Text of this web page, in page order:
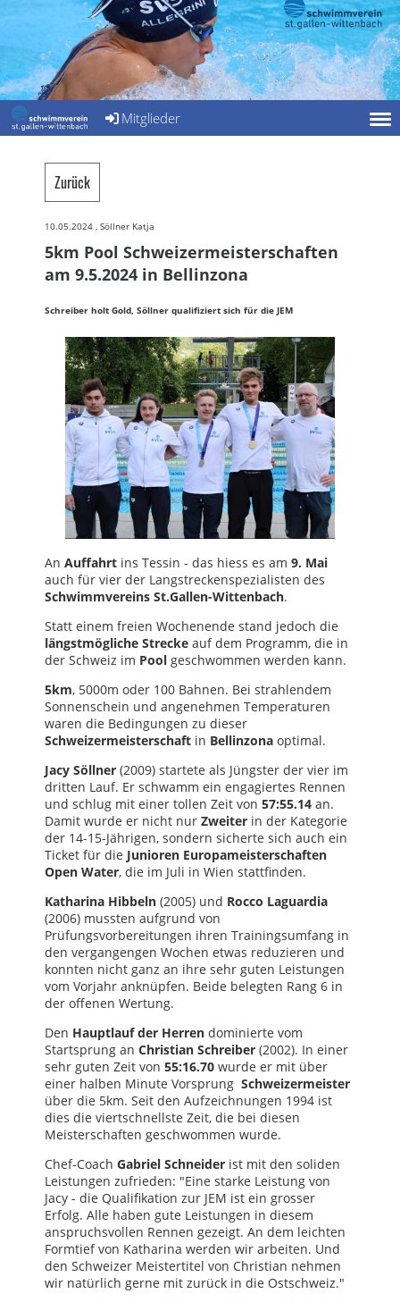
Mitglieder
Zurück
10.05.2024 , Söllner Katja
5km Pool Schweizermeisterschaften
am 9.5.2024 in Bellinzona
Schreiber holt Gold, Söllner qualifiziert sich für die JEM
An Auffahrt ins Tessin - das hiess es am 9. Mai
auch für vier der Langstreckenspezialisten des
Schwimmvereins St.Gallen-Wittenbach.
Statt einem freien Wochenende stand jedoch die
längstmögliche Strecke auf dem Programm, die in
der Schweiz im Pool geschwommen werden kann.
5km, 5000m oder 100 Bahnen. Bei strahlendem
Sonnenschein und angenehmen Temperaturen
waren die Bedingungen zu dieser
Schweizermeisterschaft in Bellinzona optimal.
Jacy Söllner (2009) startete als Jüngster der vier im
dritten Lauf. Er schwamm ein engagiertes Rennen
und schlug mit einer tollen Zeit von 57:55.14 an.
Damit wurde er nicht nur Zweiter in der Kategorie
der 14-15-Jährigen, sondern sicherte sich auch ein
Ticket für die Junioren Europameisterschaften
Open Water, die im Juli in Wien stattfinden.
Katharina Hibbeln (2005) und Rocco Laguardia
(2006) mussten aufgrund von
Prüfungsvorbereitungen ihren Trainingsumfang in
den vergangengen Wochen etwas reduzieren und
konnten nicht ganz an ihre sehr guten Leistungen
vom Vorjahr anknüpfen. Beide belegten Rang 6 in
der offenen Wertung.
Den Hauptlauf der Herren dominierte vom
Startsprung an Christian Schreiber (2002). In einer
sehr guten Zeit von 55:16.70 wurde er mit über
einer halben Minute Vorsprung Schweizermeister
über die 5km. Seit den Aufzeichnungen 1994 ist
dies die viertschnellste Zeit, die bei diesen
Meisterschaften geschwommen wurde.
Chef-Coach Gabriel Schneider ist mit den soliden
Leistungen zufrieden: "Eine starke Leistung von
Jacy - die Qualifikation zur JEM ist ein grosser
Erfolg. Alle haben gute Leistungen in diesem
anspruchsvollen Rennen gezeigt. An dem leichten
Formtief von Katharina werden wir arbeiten. Und
den Schweizer Meistertitel von Christian nehmen
wir natürlich gerne mit zurück in die Ostschweiz."